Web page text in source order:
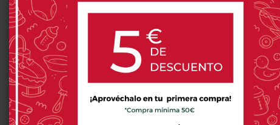
PRODUCTOS RELACIONADOS